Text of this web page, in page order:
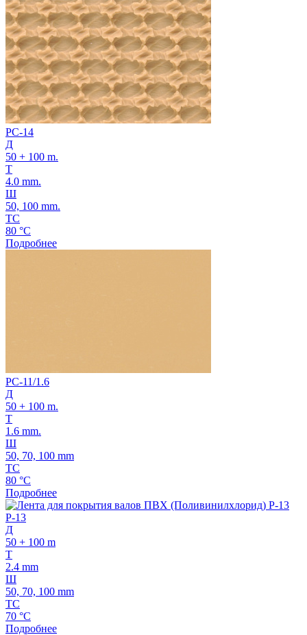
PC-14
Д
50 + 100 m.
Т
4.0 mm.
Ш
50, 100 mm.
ТС
80 °C
Подробнее
PC-11/1.6
Д
50 + 100 m.
Т
1.6 mm.
Ш
50, 70, 100 mm
ТС
80 °C
Подробнее
P-13
Д
50 + 100 m
Т
2.4 mm
Ш
50, 70, 100 mm
ТС
70 °C
Подробнее